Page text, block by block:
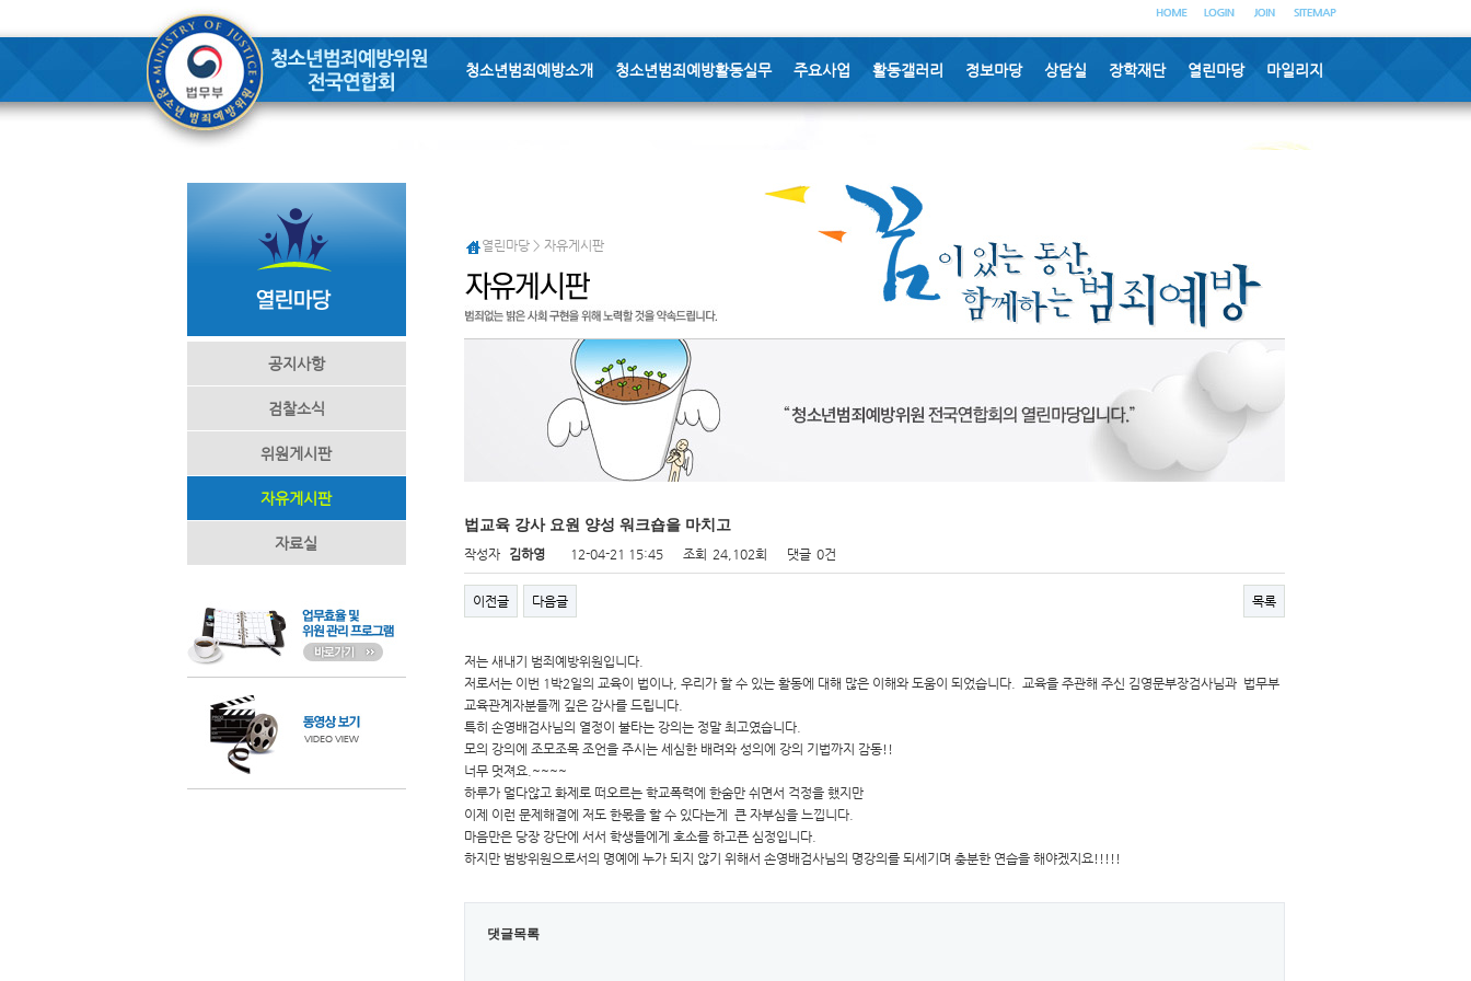
청소년범죄예방소개 청소년범죄예방활동실무 주요사업 활동갤러리 정보마당 상담실 장학재단 열린마당 마일리지
공지사항
검찰소식
위원게시판
자유게시판
자료실
열린마당 > 자유게시판
법교육 강사 요원 양성 워크숍을 마치고
작성자 김하영 12-04-21 15:45 조회 24,102회 댓글 0건
이전글 다음글 목록
저는 새내기 범죄예방위원입니다.
저로서는 이번 1박2일의 교육이 법이나, 우리가 할 수 있는 활동에 대해 많은 이해와 도움이 되었습니다. 교육을 주관해 주신 김영문부장검사님과 법무부
교육관계자분들께 깊은 감사를 드립니다.
특히 손영배검사님의 열정이 불타는 강의는 정말 최고였습니다.
모의 강의에 조모조목 조언을 주시는 세심한 배려와 성의에 강의 기법까지 감동!!
너무 멋져요.~~~~
하루가 멀다않고 화제로 떠오르는 학교폭력에 한숨만 쉬면서 걱정을 했지만
이제 이런 문제해결에 저도 한몫을 할 수 있다는게 큰 자부심을 느낍니다.
마음만은 당장 강단에 서서 학생들에게 호소를 하고픈 심정입니다.
하지만 범방위원으로서의 명예에 누가 되지 않기 위해서 손영배검사님의 명강의를 되세기며 충분한 연습을 해야겠지요!!!!!
댓글목록